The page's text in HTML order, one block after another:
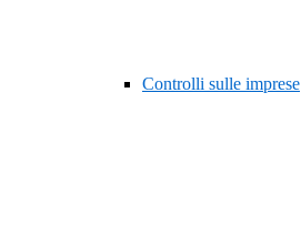
Controlli sulle imprese